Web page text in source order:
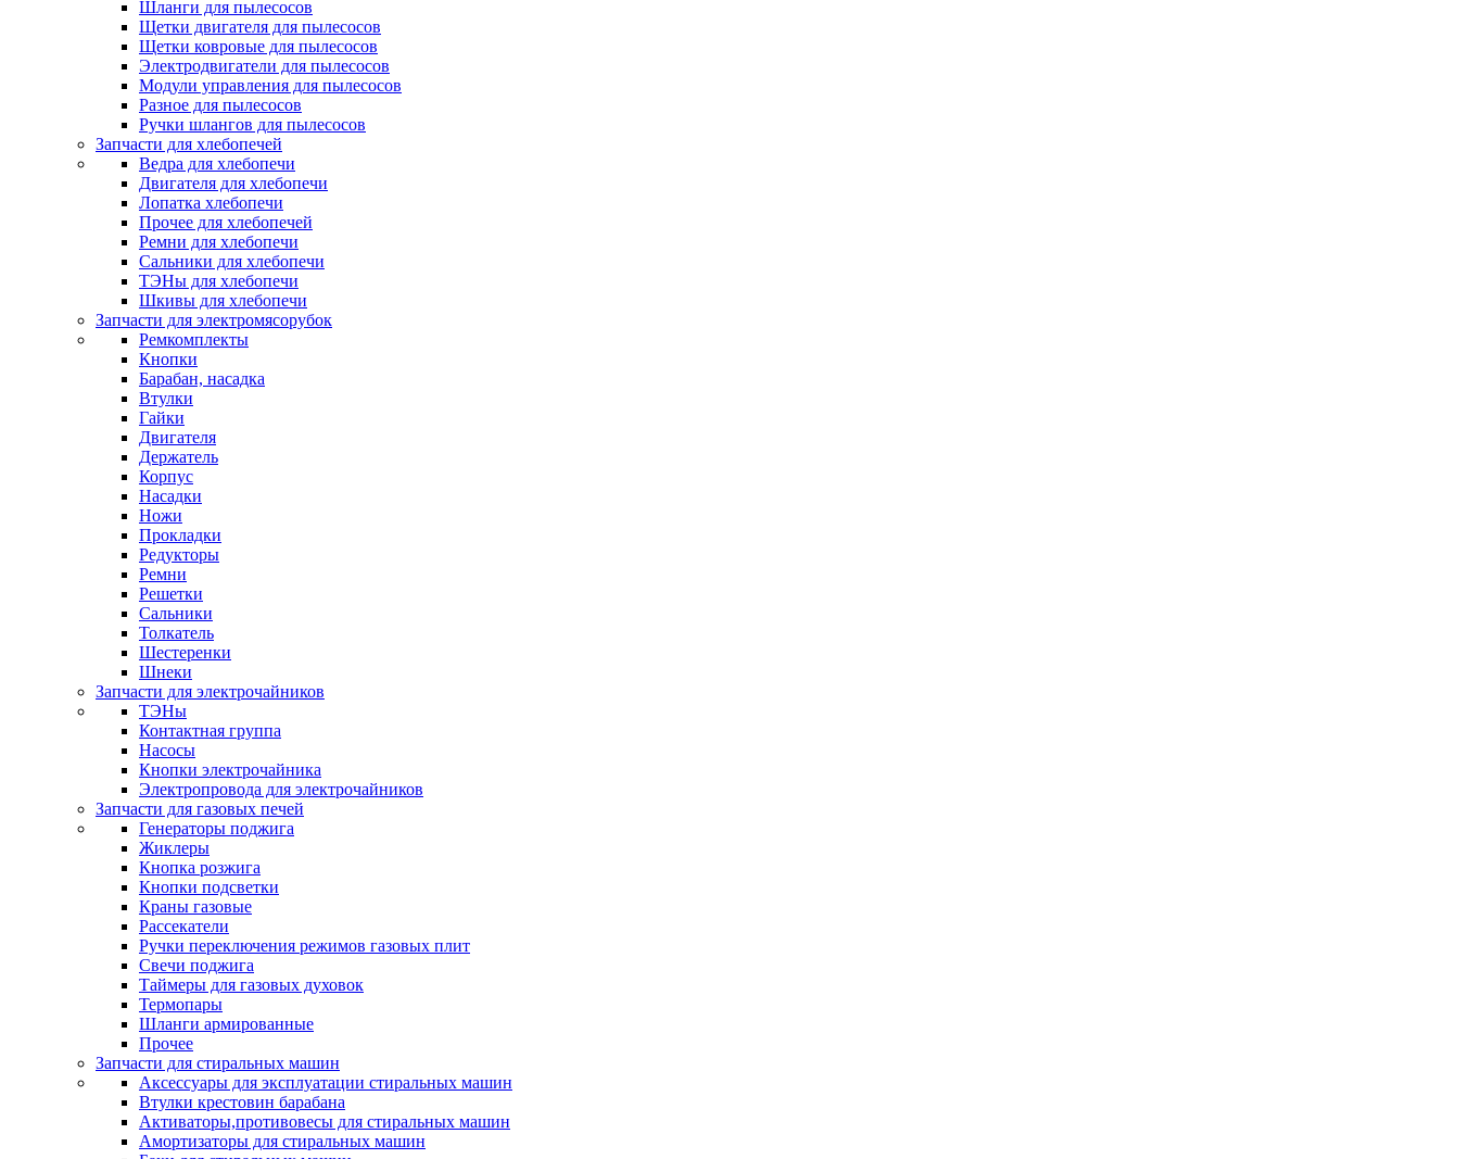
Шланги для пылесосов
Щетки двигателя для пылесосов
Щетки ковровые для пылесосов
Электродвигатели для пылесосов
Модули управления для пылесосов
Разное для пылесосов
Ручки шлангов для пылесосов
Запчасти для хлебопечей
Ведра для хлебопечи
Двигателя для хлебопечи
Лопатка хлебопечи
Прочее для хлебопечей
Ремни для хлебопечи
Сальники для хлебопечи
ТЭНы для хлебопечи
Шкивы для хлебопечи
Запчасти для электромясорубок
Ремкомплекты
Кнопки
Барабан, насадка
Втулки
Гайки
Двигателя
Держатель
Корпус
Насадки
Ножи
Прокладки
Редукторы
Ремни
Решетки
Сальники
Толкатель
Шестеренки
Шнеки
Запчасти для электрочайников
ТЭНы
Контактная группа
Насосы
Кнопки электрочайника
Электропровода для электрочайников
Запчасти для газовых печей
Генераторы поджига
Жиклеры
Кнопка розжига
Кнопки подсветки
Краны газовые
Рассекатели
Ручки переключения режимов газовых плит
Свечи поджига
Таймеры для газовых духовок
Термопары
Шланги армированные
Прочее
Запчасти для стиральных машин
Аксессуары для эксплуатации стиральных машин
Втулки крестовин барабана
Активаторы,противовесы для стиральных машин
Амортизаторы для стиральных машин